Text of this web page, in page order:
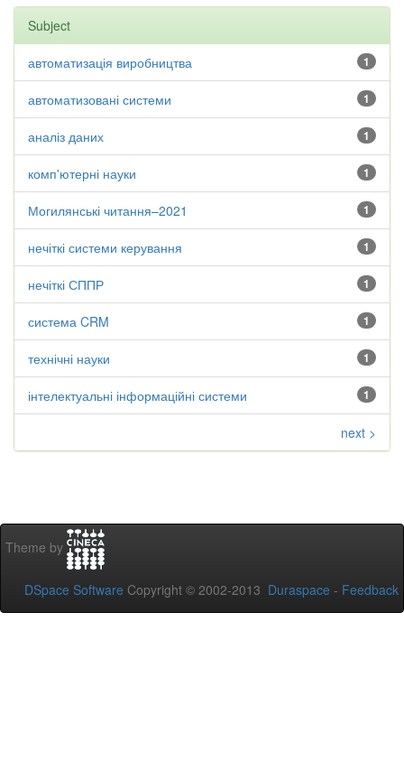
Subject
1
автоматизація виробництва
1
автоматизовані системи
1
аналіз даних
1
комп'ютерні науки
1
Могилянські читання–2021
1
нечіткі системи керування
1
нечіткі СППР
1
система CRM
1
технічні науки
1
інтелектуальні інформаційні системи
next >
Theme by
DSpace Software Copyright © 2002-2013 Duraspace - Feedback